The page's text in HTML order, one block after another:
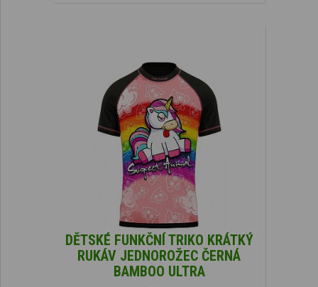
DĚTSKÉ FUNKČNÍ TRIKO KRÁTKÝ
RUKÁV JEDNOROŽEC ČERNÁ
BAMBOO ULTRA